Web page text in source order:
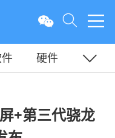
硬件
+第三代骁龙